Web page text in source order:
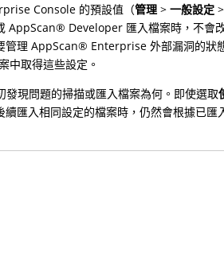
Console 的預設值（管理 >一般設定 >
AppScan® Developer 匯入檔案時，不會
管理AppScan® Enterprise 外部漏洞的狀
中取得這些設定。
現問題的掃描或匯入檔案為何。即使選取
匯入相同設定的檔案時，仍然會根據已